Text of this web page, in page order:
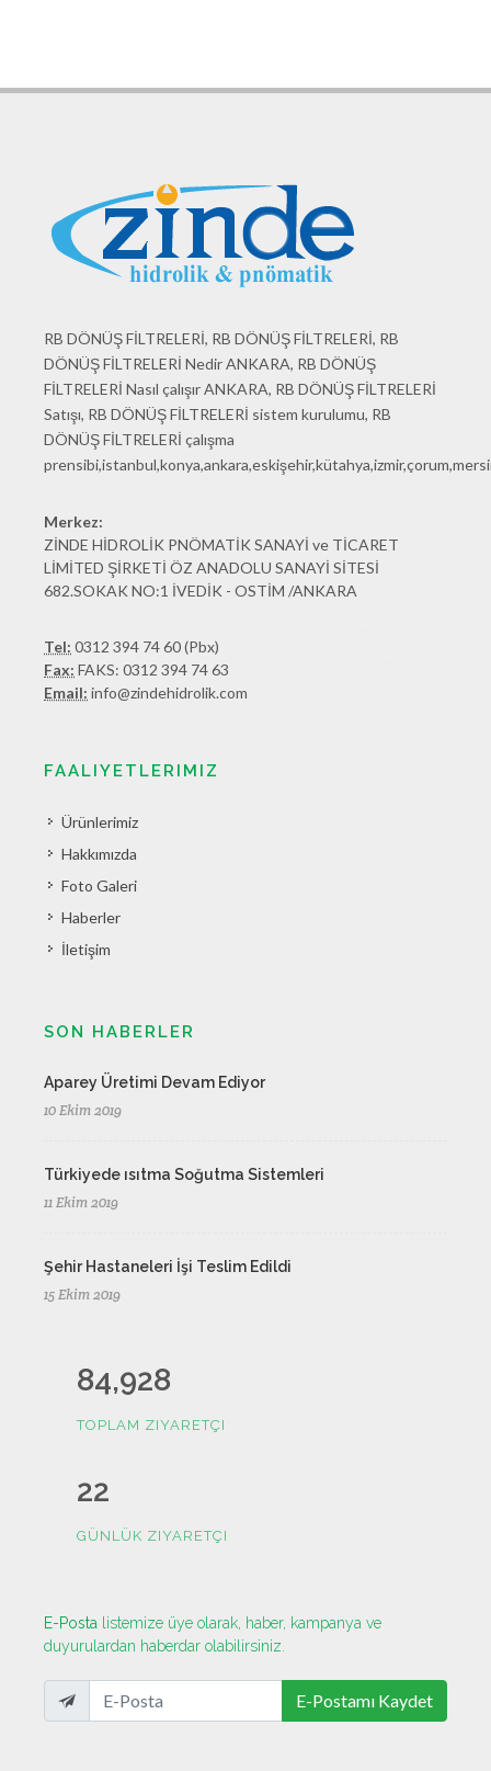
RB DÖNÜŞ FİLTRELERİ, RB DÖNÜŞ FİLTRELERİ, RB
DÖNÜŞ FİLTRELERİ Nedir ANKARA, RB DÖNÜŞ
FİLTRELERİ Nasıl çalışır ANKARA, RB DÖNÜŞ FİLTRELERİ
Satışı, RB DÖNÜŞ FİLTRELERİ sistem kurulumu, RB
DÖNÜŞ FİLTRELERİ çalışma
Merkez:
ZİNDE HİDROLİK PNÖMATİK SANAYİ ve TİCARET
LİMİTED ŞİRKETİ ÖZ ANADOLU SANAYİ SİTESİ
682.SOKAK NO:1 İVEDİK - OSTİM /ANKARA
Tel: 0312 394 74 60 (Pbx)
Fax: FAKS: 0312 394 74 63
Email: info@zindehidrolik.com
FAALIYETLERIMIZ
Ürünlerimiz
Hakkımızda
Foto Galeri
Haberler
İletişim
SON HABERLER
Aparey Üretimi Devam Ediyor
10 Ekim 2019
Türkiyede ısıtma Soğutma Sistemleri
11 Ekim 2019
Şehir Hastaneleri İşi Teslim Edildi
15 Ekim 2019
108,708
TOPLAM ZIYARETÇI
22
GÜNLÜK ZIYARETÇI
E-Posta listemize üye olarak, haber, kampanya ve
duyurulardan haberdar olabilirsiniz.
E-Postamı Kaydet